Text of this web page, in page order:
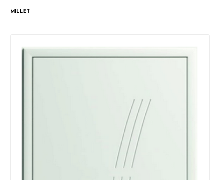
Millet